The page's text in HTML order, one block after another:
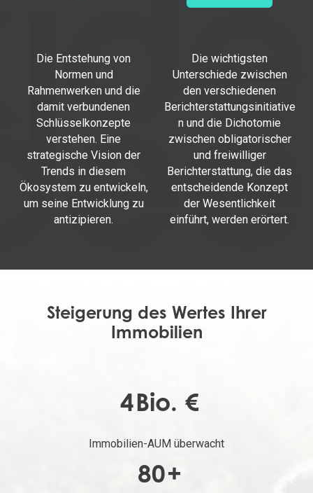
Die Entstehung von
Normen und
Rahmenwerken und die
damit verbundenen
Schlüsselkonzepte
verstehen. Eine
strategische Vision der
Trends in diesem
Ökosystem zu entwickeln,
um seine Entwicklung zu
antizipieren.
Die wichtigsten
Unterschiede zwischen
den verschiedenen
Berichterstattungsinitiative
n und die Dichotomie
zwischen obligatorischer
und freiwilliger
Berichterstattung, die das
entscheidende Konzept
der Wesentlichkeit
einführt, werden erörtert.
Steigerung des Wertes Ihrer
Immobilien
4Bio. €
Immobilien-AUM überwacht
80+